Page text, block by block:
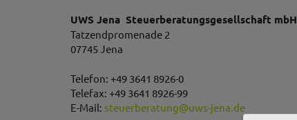
UWS Jena Steuerberatungsgesellschaft mbH
Tatzendpromenade 2
07745 Jena
Telefon: +49 3641 8926-0
Telefax: +49 3641 8926-99
E-Mail: steuerberatung@uws-jena.de